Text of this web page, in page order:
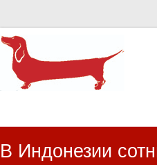
HR Center
залученість персоналу, e-NPS,
В Индонезии